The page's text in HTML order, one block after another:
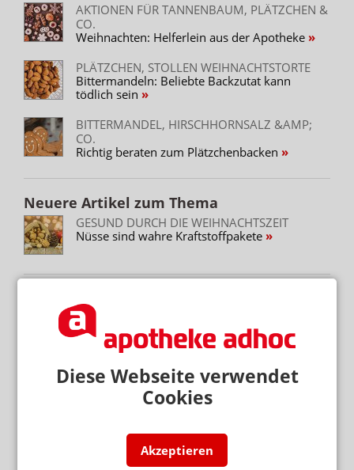
Diese Webseite verwendet
Cookies
Akzeptieren
AKTIONEN FÜR TANNENBAUM, PLÄTZCHEN &
CO.
Weihnachten: Helferlein aus der Apotheke
PLÄTZCHEN, STOLLEN WEIHNACHTSTORTE
Bittermandeln: Beliebte Backzutat kann
tödlich sein
BITTERMANDEL, HIRSCHHORNSALZ &AMP;
CO.
Richtig beraten zum Plätzchenbacken
Neuere Artikel zum Thema
GESUND DURCH DIE WEIHNACHTSZEIT
Nüsse sind wahre Kraftstoffpakete
Mehr zum Thema
TEAM KÄMPFT UM KOLLEGEN
Apotheker muss als PKA arbeiten
„GERECHT! GESUND! GENIESSEN!“
Hanfparade: Demonstranten fordern umfassende
„ES GEHT UM DIE ZUKUNFT UNSERER KINDER“
Kinder und soziale Medien: Ärzte kritisieren